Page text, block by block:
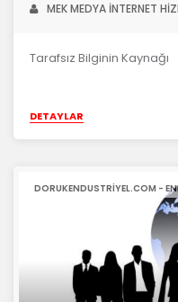
MEK MEDYA İNTERNET
Tarafsız Bilginin Kaynağı
DETAYLAR
DORUKENDUSTRIYEL.COM -